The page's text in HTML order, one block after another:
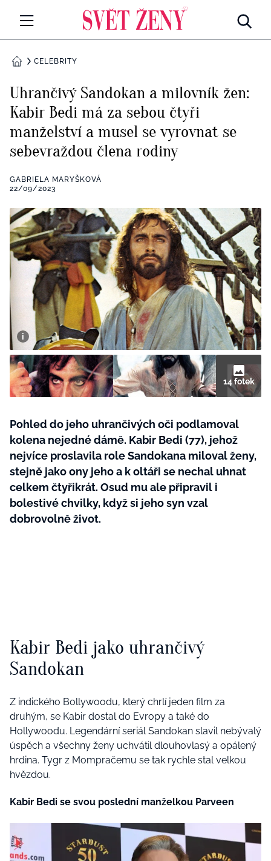
Všechny kategorie
Rozhovory
RETROHUBKY
PSYCHOLOGIE
Seberozvoj
ZDRAVÍ
Životní styl
ZÁBAVA
Všechny kategorie
Testy a kvízy
BYDLENÍ
Všechny kategorie
Tvoření
Rady a tipy
BurdaMedia
Extra
SVĚT ŽENY - 599 KČ
ROČNÍ PŘEDPLATNÉ SVĚT ŽENY +
SADA PRODUKTŮ MANA (10 ks)
DOMŮCELEBRITY
Uhrančivý Sandokan a milovník žen:
Kabir Bedi má za sebou čtyři
manželství a musel se vyrovnat se
sebevraždou člena rodiny
GABRIELA MARYŠKOVÁ
22/09/2023
14 fotek
Pohled do jeho uhrančivých oči podlamoval
kolena nejedné dámě. Kabir Bedi (77), jehož
nejvíce proslavila role Sandokana miloval ženy,
stejně jako ony jeho a k oltáři se nechal uhnat
celkem čtyřikrát. Osud mu ale připravil i
bolestivé chvilky, když si jeho syn vzal
dobrovolně život.
Kabir Bedi jako uhrančivý
Sandokan
Z indického Bollywoodu, který chrlí jeden film za
druhým, se Kabir dostal do Evropy a také do
Hollywoodu. Legendární seriál Sandokan slavil nebývalý
úspěch a všechny ženy uchvátil dlouhovlasý a opálený
hrdina. Tygr z Mompračemu se tak rychle stal velkou
hvězdou.
Kabir Bedi se svou poslední manželkou Parveen